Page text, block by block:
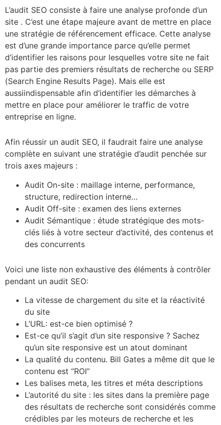
L’audit SEO consiste à faire une analyse profonde d’un
site . C’est une étape majeure avant de mettre en place
une stratégie de référencement efficace. Cette analyse
est d’une grande importance parce qu’elle permet
d’identifier les raisons pour lesquelles votre site ne fait
pas partie des premiers résultats de recherche ou SERP
(Search Engine Results Page). Mais elle est
aussiindispensable afin d’identifier les démarches à
mettre en place pour améliorer le traffic de votre
entreprise en ligne.
Afin réussir un audit SEO, il faudrait faire une analyse
complète en suivant une stratégie d’audit penchée sur
trois axes majeurs :
Audit On-site : maillage interne, performance,
structure, redirection interne…
Audit Off-site : examen des liens externes
Audit Sémantique : étude stratégique des mots-
clés liés à votre secteur d’activité, des contenus et
des concurrents
Voici une liste non exhaustive des éléments à contrôler
pendant un audit SEO:
La vitesse de chargement du site et la réactivité
du site
L’URL: est-ce bien optimisé ?
Est-ce qu’il s’agit d’un site responsive ? Sachez
qu’un site responsive est un atout dominant
La qualité du contenu. Bill Gates a même dit que le
contenu est “ROI”
Les balises meta, les titres et méta descriptions
L’autorité du site : les sites dans la première page
des résultats de recherche sont considérés comme
crédibles par les moteurs de recherche et les